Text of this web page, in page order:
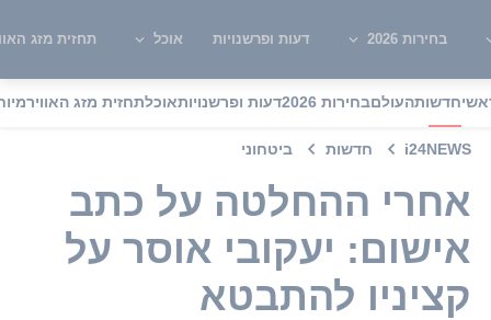
בחירות 2026 דעות ופרשנויות אוכל תחזית מזג
חדשותהעולםבחירות 2026 דעות ופרשנויותאוכלתחזית מזג האוויר
i24NEWS חדשות ביטחוני
אחרי ההחלטה על כתב
אישום: יעקובי אוסר על
קציניו להתבטא